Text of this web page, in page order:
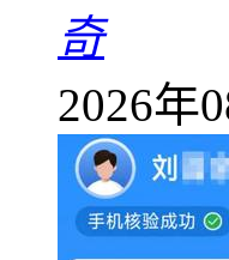
奇
2026年